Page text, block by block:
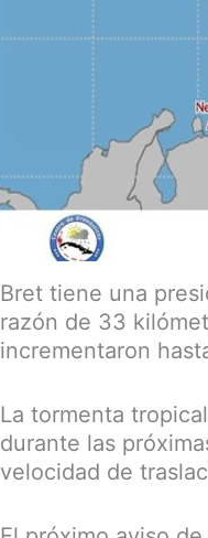
Bret tiene una
razón de 33
incrementaron
La tormenta
durante las
velocidad de